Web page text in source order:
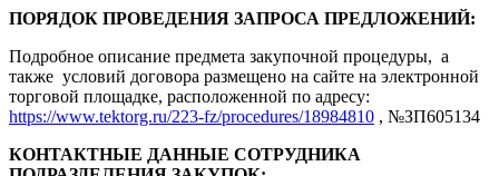
ПОРЯДОК ПРОВЕДЕНИЯ ЗАПРОСА ПРЕДЛОЖЕНИЙ:
Подробное описание предмета закупочной процедуры, а
также условий договора размещено на сайте на электронной
торговой площадке, расположенной по адресу:
https://www.tektorg.ru/223-fz/procedures/18984810 , №ЗП605134
КОНТАКТНЫЕ ДАННЫЕ СОТРУДНИКА